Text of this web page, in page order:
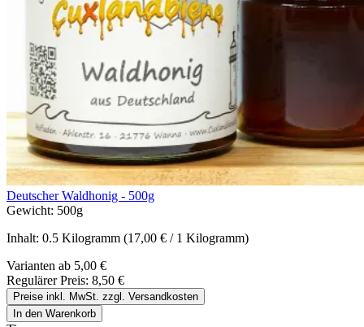
Deutscher Waldhonig - 500g
Gewicht: 500g
Inhalt: 0.5 Kilogramm (17,00 € / 1 Kilogramm)
Varianten ab 5,00 €
Regulärer Preis: 8,50 €
Preise inkl. MwSt. zzgl. Versandkosten
In den Warenkorb